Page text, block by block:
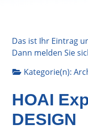
Das ist Ihr Eintrag
Dann melden Sie
Kategorie(n):
HOAI
DESIGN